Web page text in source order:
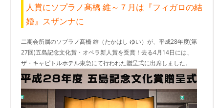
人賞にソプラノ髙橋 維～７月は『フィガロの結
婚』スザンナに
二期会所属のソプラノ髙橋 維（たかはし ゆい）が、平成28年度(第
27回)五島記念文化賞・オペラ新人賞を受賞！去る4月14日には、
ザ・キャピトルホテル東急にて行われた贈呈式に出席しました。